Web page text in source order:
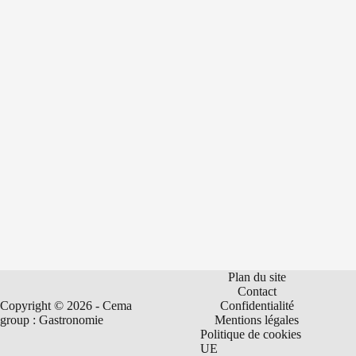
Copyright © 2026 - Cema
group : Gastronomie
Plan du site
Contact
Confidentialité
Mentions légales
Politique de cookies
UE